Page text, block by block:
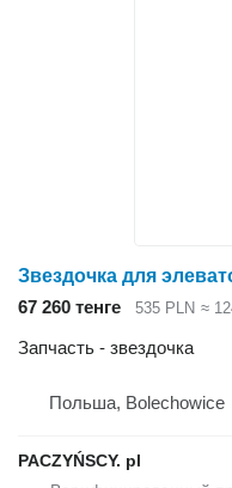
67 260 тенге 535 PLN ≈
Запчасть - звездочка
Польша, Bolechowice
PACZYŃSCY. pl